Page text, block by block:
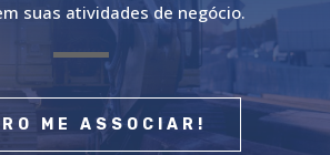
suas atividades de negócio.
ME ASSOCIAR!